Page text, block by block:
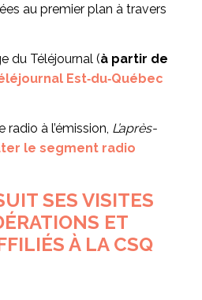
au premier plan à travers
du Téléjournal (à partir de
Est‑du‑Québec
radio à l’émission, L’après-
le segment radio
SES VISITES
ET
À LA CSQ